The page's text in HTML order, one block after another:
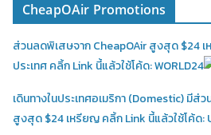
CheapOAir Promotions
ส่วนลดพิเสษจาก CheapOAir สูงสุด $24 เ
ประเทศ คลิ้ก Link นี้แล้วใช้โค้ด: WORLD24
เดินทางในประเทศอเมริกา (Domestic)มีส่ว
สูงสุด $24 เหรียญ คลิ้ก Link นี้แล้วใช้โค้ด: